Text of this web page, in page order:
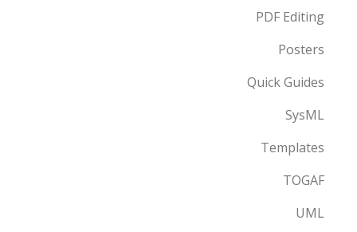
PDF Editing
Posters
Quick Guides
SysML
Templates
TOGAF
UML